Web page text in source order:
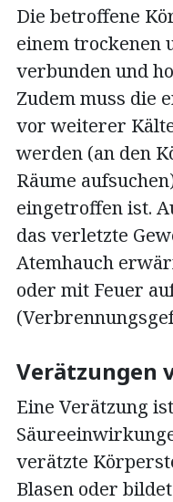
Die betroffene
einem trockenen
verbunden und
Zudem muss die
vor weiterer
werden (an den
Räume
eingetroffen ist.
das verletzte
Atemhauch
oder mit Feuer
Verätzungen
Eine Verätzung
verätzte
Blasen oder